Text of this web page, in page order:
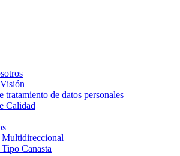
tratamiento de datos personales
Calidad
Canasta